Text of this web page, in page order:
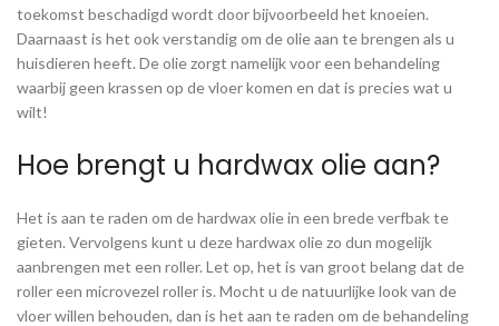
toekomst beschadigd wordt door bijvoorbeeld het knoeien.
Daarnaast is het ook verstandig om de olie aan te brengen als u
huisdieren heeft. De olie zorgt namelijk voor een behandeling
waarbij geen krassen op de vloer komen en dat is precies wat u
wilt!
Hoe brengt u hardwax olie aan?
Het is aan te raden om de hardwax olie in een brede verfbak te
gieten. Vervolgens kunt u deze hardwax olie zo dun mogelijk
aanbrengen met een roller. Let op, het is van groot belang dat de
roller een microvezel roller is. Mocht u de natuurlijke look van de
vloer willen behouden, dan is het aan te raden om de behandeling